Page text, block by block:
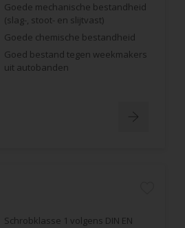
Goede mechanische bestandheid
(slag-, stoot- en slijtvast)
Goede chemische bestandheid
Goed bestand tegen weekmakers
uit autobanden
Schrobklasse 1 volgens DIN EN